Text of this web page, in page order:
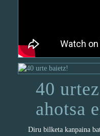
40
ahotsa
Diru bilketa kanpaina